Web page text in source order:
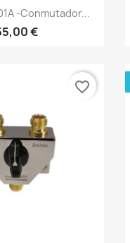
rápida
-Conmutador...
€
favorite_border